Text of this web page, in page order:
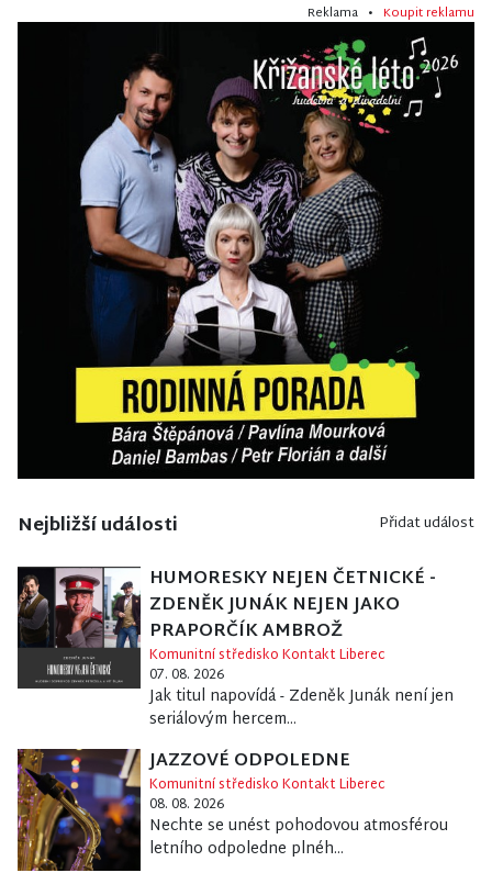
Reklama • Koupit reklamu
Nejbližší události Přidat událost
HUMORESKY NEJEN ČETNICKÉ -
ZDENĚK JUNÁK NEJEN JAKO
PRAPORČÍK AMBROŽ
Komunitní středisko Kontakt Liberec
07. 08. 2026
Jak titul napovídá - Zdeněk Junák není jen
seriálovým hercem...
JAZZOVÉ ODPOLEDNE
Komunitní středisko Kontakt Liberec
08. 08. 2026
Nechte se unést pohodovou atmosférou
letního odpoledne plnéh...